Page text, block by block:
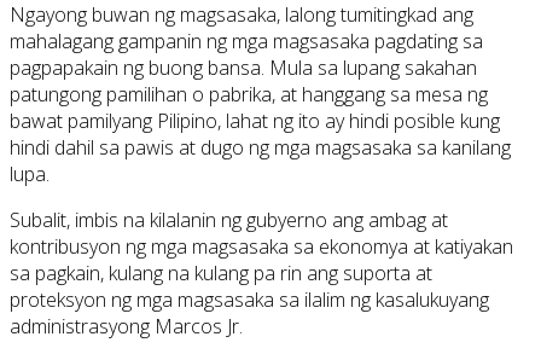
Ngayong buwan ng magsasaka, lalong tumitingkad ang
mahalagang gampanin ng mga magsasaka pagdating sa
pagpapakain ng buong bansa. Mula sa lupang sakahan
patungong pamilihan o pabrika, at hanggang sa mesa ng
bawat pamilyang Pilipino, lahat ng ito ay hindi posible kung
hindi dahil sa pawis at dugo ng mga magsasaka sa kanilang
lupa.
Subalit, imbis na kilalanin ng gubyerno ang ambag at
kontribusyon ng mga magsasaka sa ekonomya at katiyakan
sa pagkain, kulang na kulang pa rin ang suporta at
proteksyon ng mga magsasaka sa ilalim ng kasalukuyang
administrasyong Marcos Jr.